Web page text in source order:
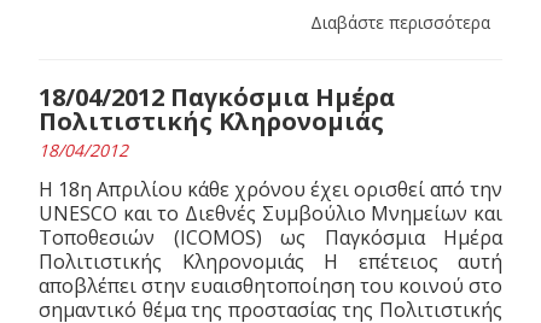
Διαβάστε περισσότερα
18/04/2012 Παγκόσμια Ημέρα
Πολιτιστικής Κληρονομιάς
18/04/2012
Η 18η Απριλίου κάθε χρόνου έχει ορισθεί από την
UNESCO και το Διεθνές Συμβούλιο Μνημείων και
Τοποθεσιών (ΙCOMOS) ως Παγκόσμια Ημέρα
Πολιτιστικής Κληρονομιάς Η επέτειος αυτή
αποβλέπει στην ευαισθητοποίηση του κοινού στο
σημαντικό θέμα της προστασίας της Πολιτιστικής